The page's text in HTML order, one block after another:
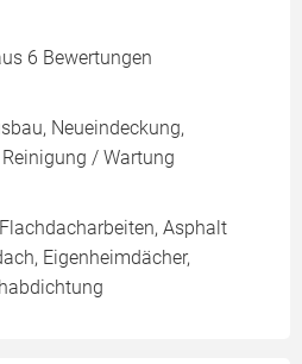
6 Bewertungen
Neueindeckung,
/ Wartung
Asphalt
Eigenheimdächer,